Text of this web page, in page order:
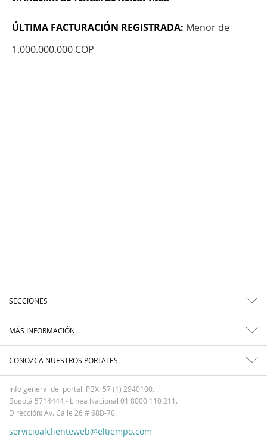
ÚLTIMA FACTURACIÓN REGISTRADA: Menor de
1.000.000.000 COP
SECCIONES
MÁS INFORMACIÓN
CONOZCA NUESTROS PORTALES
Info general del portal: PBX: 57 (1) 2940100.
Bogotá 5714444 - Línea Nacional 01 8000 110 211.
Dirección: Av. Calle 26 # 68B-70.
servicioalclienteweb@eltiempo.com